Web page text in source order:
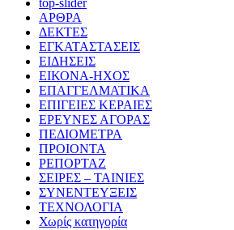
top-slider
ΑΡΘΡΑ
ΔΕΚΤΕΣ
ΕΓΚΑΤΑΣΤΑΣΕΙΣ
ΕΙΔΗΣΕΙΣ
ΕΙΚΟΝΑ-ΗΧΟΣ
ΕΠΑΓΓΕΛΜΑΤΙΚΑ
ΕΠΙΓΕΙΕΣ ΚΕΡΑΙΕΣ
ΕΡΕΥΝΕΣ ΑΓΟΡΑΣ
ΠΕΔΙΟΜΕΤΡΑ
ΠΡΟΙΟΝΤΑ
ΡΕΠΟΡΤΑΖ
ΣΕΙΡΕΣ – ΤΑΙΝΙΕΣ
ΣΥΝΕΝΤΕΥΞΕΙΣ
ΤΕΧΝΟΛΟΓΙΑ
Χωρίς κατηγορία